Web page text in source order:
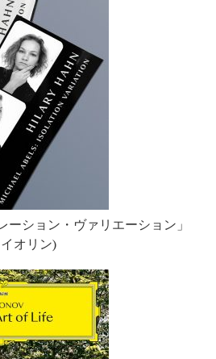
ーション・ヴァリエーション」
オリン)